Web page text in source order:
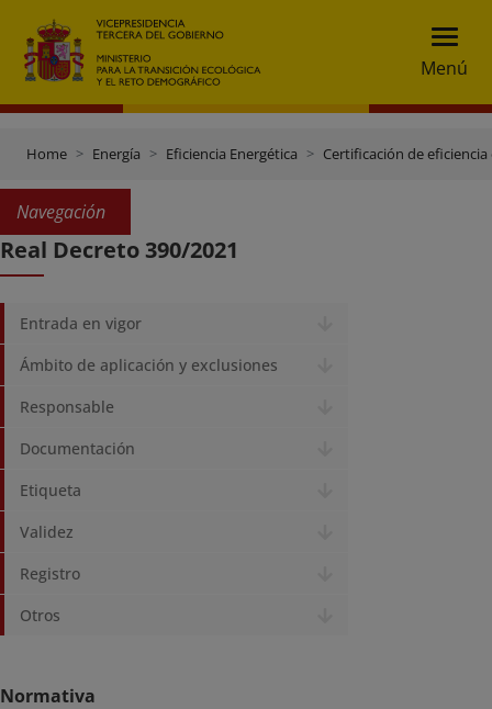
Menú
Home Energía Eficiencia Energética Certificación de
Navegación
Real Decreto 390/2021
Entrada en vigor
Ámbito de aplicación y exclusiones
Responsable
Documentación
Etiqueta
Validez
Registro
Otros
Normativa